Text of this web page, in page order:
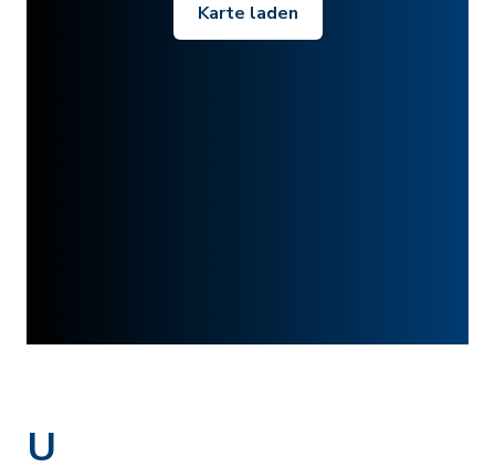
Karte laden
U